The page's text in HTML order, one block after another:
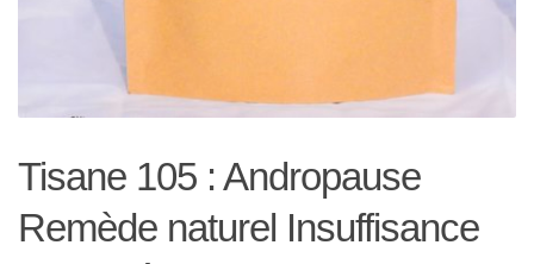
Tisane 105 : Andropause
Remède naturel Insuffisance